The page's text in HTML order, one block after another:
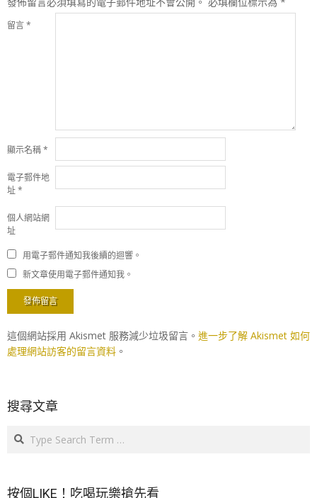
留言*
顯示名稱*
電子郵件地
址*
個人網站網
址
用電子郵件通知我後續的迴響。
新文章使用電子郵件通知我。
這個網站採用 Akismet 服務減少垃圾留言。 進一步了解 Akismet 如何
處理網站訪客的留言資料 。
搜尋文章
Search
按個LIKE！吃喝玩樂搶先看